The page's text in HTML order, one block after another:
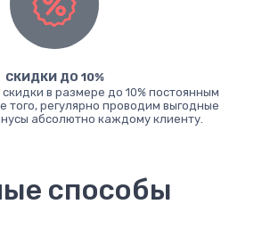
СКИДКИ ДО 10%
в размере до 10% постоянным
того, регулярно проводим выгодные
абсолютно каждому клиенту.
способы